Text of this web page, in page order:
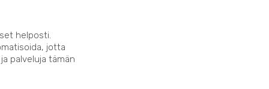
helposti.
jotta
palveluja tämän